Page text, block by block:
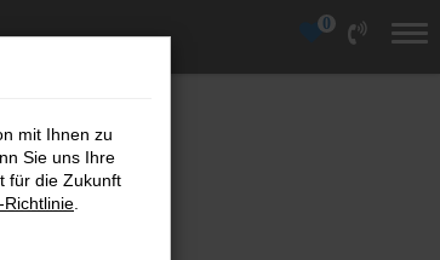
0
mit Ihnen zu
Sie uns Ihre
für die Zukunft
Richtlinie